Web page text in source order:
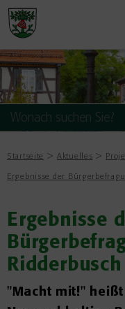
Startseite Aktuelles
Ergebnisse der
Ergebnisse
"Macht mit!"